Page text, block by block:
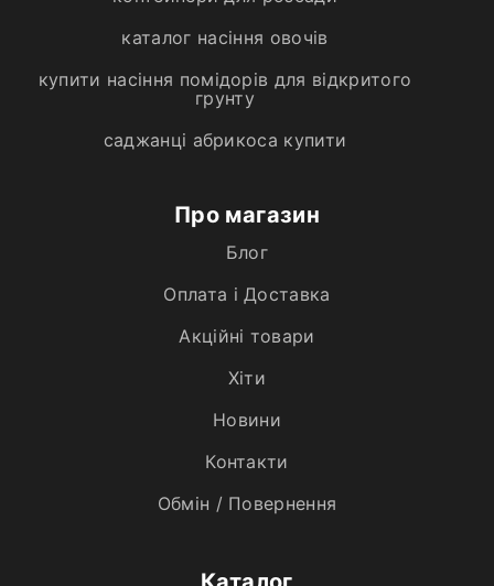
каталог насіння овочів
купити насіння помідорів для відкритого
грунту
саджанці абрикоса купити
Про магазин
Блог
Оплата і Доставка
Акційні товари
Хiти
Новини
Контакти
Обмін / Повернення